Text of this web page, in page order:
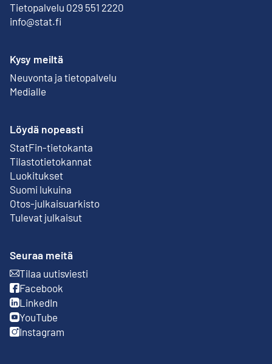
Tietopalvelu 029 551 2220
info@stat.fi
Kysy meiltä
Neuvonta ja tietopalvelu
Medialle
Löydä nopeasti
StatFin-tietokanta
Ulkoinen linkki
Tilastotietokannat
Luokitukset
Suomi lukuina
Otos-julkaisuarkisto
Ulkoinen linkki
Tulevat julkaisut
Seuraa meitä
Tilaa uutisviesti
Ulkoinen linkki
Facebook
Ulkoinen linkki
LinkedIn
Ulkoinen linkki
YouTube
Ulkoinen linkki
Instagram
Ulkoinen linkki